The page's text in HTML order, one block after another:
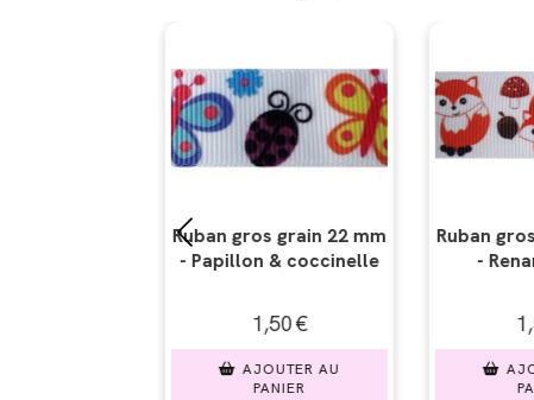
Ruban gros grain 22 mm
- Renard 22mm
1,50€
AJOUTER AU
PANIER
Ruban
- Hibou